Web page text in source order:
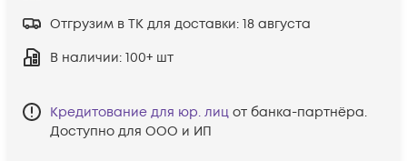
Отгрузим в ТК для доставки: 18 августа
В наличии: 100+ шт
Кредитование для юр. лиц от банка-партнёра.
Доступно для ООО и ИП